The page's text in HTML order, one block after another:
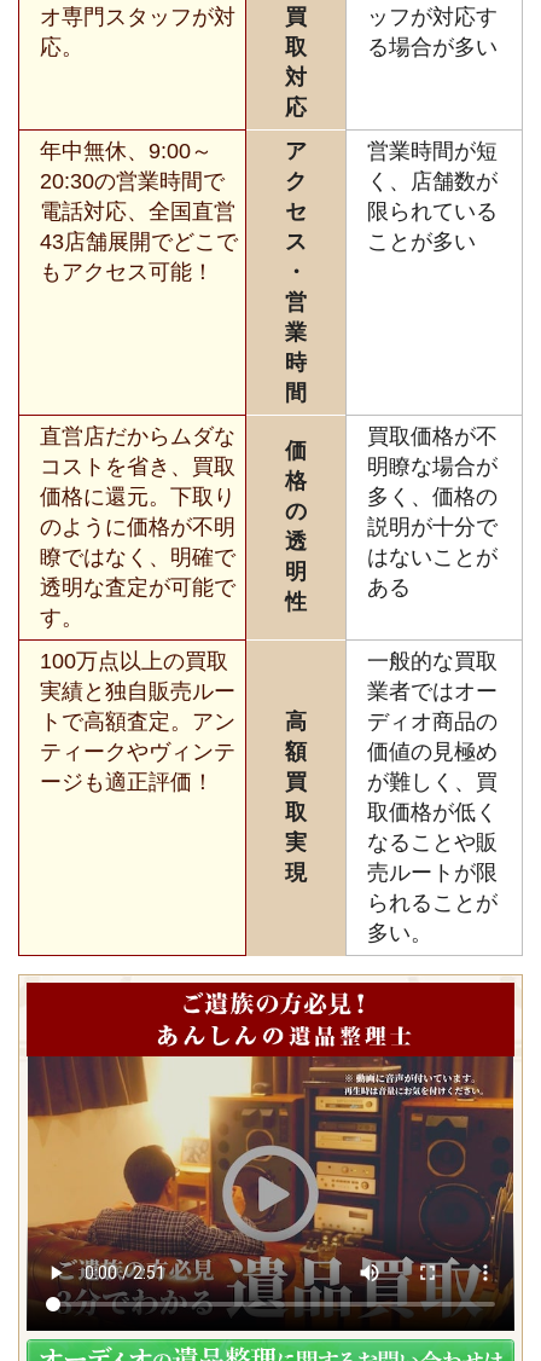
オ専門スタッフが対
応。
買
取
対
応
ッフが対応す
る場合が多い
年中無休、9:00～
20:30の営業時間で
電話対応、全国直営
43店舗展開でどこで
もアクセス可能！
ア
ク
セ
ス
・
営
業
時
間
営業時間が短
く、店舗数が
限られている
ことが多い
直営店だからムダな
コストを省き、買取
価格に還元。下取り
のように価格が不明
瞭ではなく、明確で
透明な査定が可能で
す。
価
格
の
透
明
性
買取価格が不
明瞭な場合が
多く、価格の
説明が十分で
はないことが
ある
100万点以上の買取
実績と独自販売ルー
トで高額査定。アン
ティークやヴィンテ
ージも適正評価！
高
額
買
取
実
現
一般的な買取
業者ではオー
ディオ商品の
価値の見極め
が難しく、買
取価格が低く
なることや販
売ルートが限
られることが
多い。